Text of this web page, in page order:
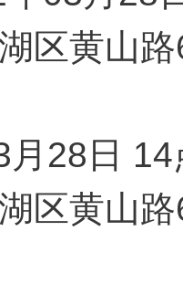
区黄山
28日
区黄山